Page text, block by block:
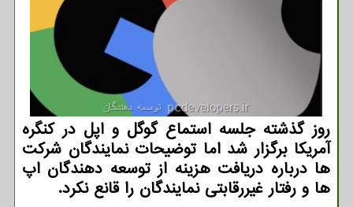
روز گذشته جلسه استماع گوگل و اپل در کنگره
آمریکا برگزار شد اما توضیحات نمایندگان شرکت
ها درباره دریافت هزینه از توسعه دهندگان اپ
ها و رفتار غیررقابتی نمایندگان را قانع نکرد.